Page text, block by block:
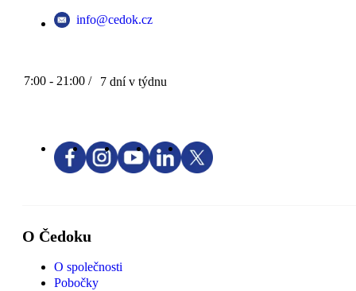
info@cedok.cz
7:00 - 21:00 / 7 dní v týdnu
O Čedoku
O společnosti
Pobočky